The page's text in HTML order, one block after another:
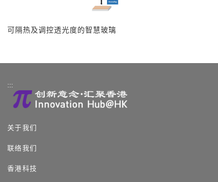
可隔热及调控透光度的智慧玻璃
:::
关于我们
联络我们
香港科技